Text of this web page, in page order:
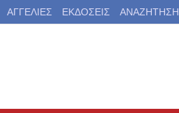
ΑΓΓΕΛΙΕΣ ΕΚΔΟΣΕΙΣ ΑΝΑΖΗΤΗΣΗ